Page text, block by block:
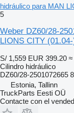
hidráulico para MAN
5
Weber DZ60/28-
LIONS CITY
S/ 1,559 EUR 399.20 ≈
Cilindro hidráulico
DZ60/28-2501072665
Estonia, Tallinn
TruckParts Eesti OÜ
Contacte con el